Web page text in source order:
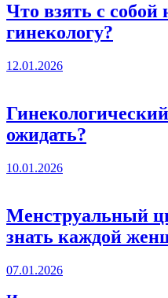
Что взять с собой
гинекологу?
12.01.2026
ожидать?
10.01.2026
Менструальный
знать каждой
07.01.2026